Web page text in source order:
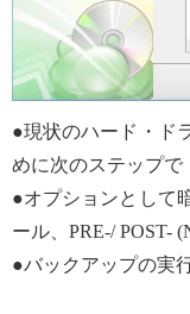
●現状のハード・ド
めに次のステップで
●オプションとして
ール、PRE-/ POST-
●バックアップの実